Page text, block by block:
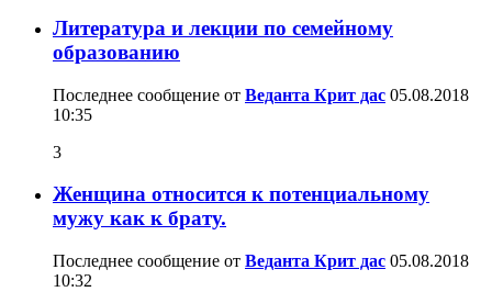
Литература и лекции по семейному
образованию
Последнее сообщение от Веданта Крит дас 05.08.2018
10:35
3
Женщина относится к потенциальному
мужу как к брату.
Последнее сообщение от Веданта Крит дас 05.08.2018
10:32